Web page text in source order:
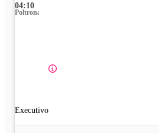
04:10
Poltrona
Executivo